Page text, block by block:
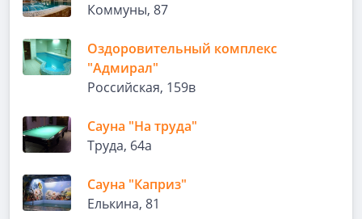
Коммуны, 87
Оздоровительный комплекс
"Адмирал"
Российская, 159в
Сауна "На труда"
Труда, 64а
Сауна "Каприз"
Елькина, 81